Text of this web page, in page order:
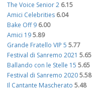
The Voice Senior 2 6.15
Amici Celebrities 6.04
Bake Off 9 6.00
Amici 195.89
Grande Fratello VIP 5 5.77
Festival di Sanremo 2021 5.65
Ballando con le Stelle 15 5.65
Festival di Sanremo 20205.58
Il Cantante Mascherato 5.48